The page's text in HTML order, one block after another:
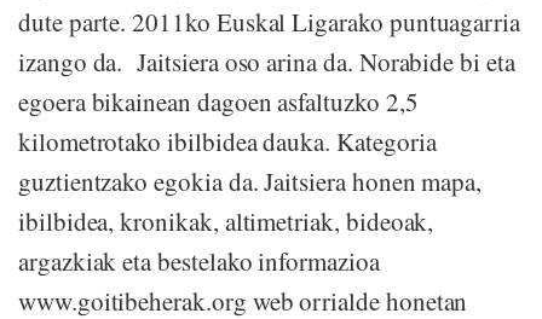
dute parte. 2011ko Euskal Ligarako puntuagarria
izango da. Jaitsiera oso arina da. Norabide bi eta
egoera bikainean dagoen asfaltuzko 2,5
kilometrotako ibilbidea dauka. Kategoria
guztientzako egokia da. Jaitsiera honen mapa,
ibilbidea, kronikak, altimetriak, bideoak,
argazkiak eta bestelako informazioa
www.goitibeherak.org web orrialde honetan